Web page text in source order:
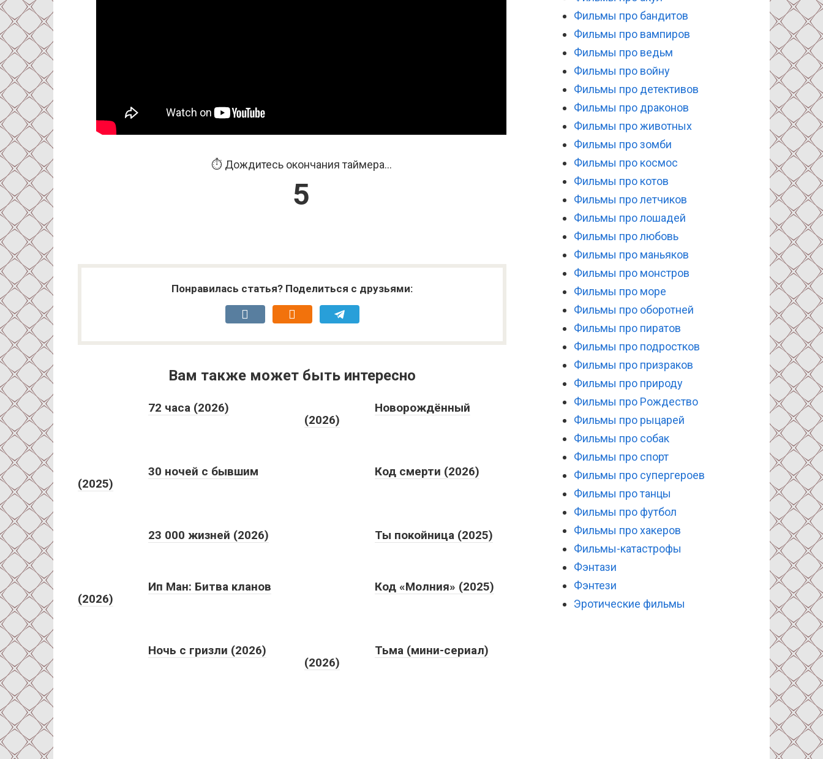
⏱️ Дождитесь окончания таймера...
4
Понравилась статья? Поделиться с друзьями:
Вам также может быть интересно
72 часа (2026)
Новорождённый
(2026)
30 ночей с бывшим
(2025)
Код смерти (2026)
23 000 жизней (2026) Ты покойница (2025)
Ип Ман: Битва кланов
(2026)
Код «Молния» (2025)
Ночь с гризли (2026)
Тьма (мини-сериал)
(2026)
Фильмы про бандитов
Фильмы про вампиров
Фильмы про ведьм
Фильмы про войну
Фильмы про детективов
Фильмы про драконов
Фильмы про животных
Фильмы про зомби
Фильмы про космос
Фильмы про котов
Фильмы про летчиков
Фильмы про лошадей
Фильмы про любовь
Фильмы про маньяков
Фильмы про монстров
Фильмы про море
Фильмы про оборотней
Фильмы про пиратов
Фильмы про подростков
Фильмы про призраков
Фильмы про природу
Фильмы про Рождество
Фильмы про рыцарей
Фильмы про собак
Фильмы про спорт
Фильмы про супергероев
Фильмы про танцы
Фильмы про футбол
Фильмы про хакеров
Фильмы-катастрофы
Фэнтази
Фэнтези
Эротические фильмы